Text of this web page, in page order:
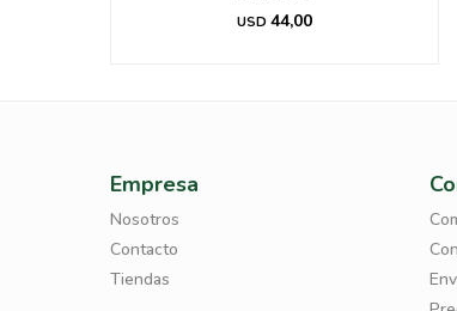
USD 44,00
Empresa
Nosotros
Contacto
Tiendas